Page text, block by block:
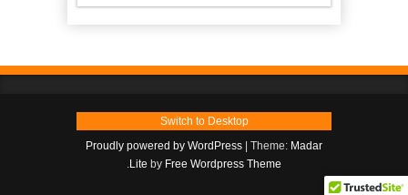
جۆرەکان
Switch to Desktop
Proudly powered by WordPress
Theme: Madar
Lite by Free Wordpress Theme
.